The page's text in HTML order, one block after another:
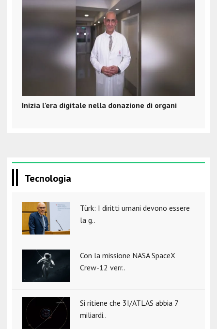
Inizia l’era digitale nella donazione di organi
Tecnologia
Türk: I diritti umani devono essere
la g..
Con la missione NASA SpaceX
Crew-12 verr..
Si ritiene che 3I/ATLAS abbia 7
miliardi..